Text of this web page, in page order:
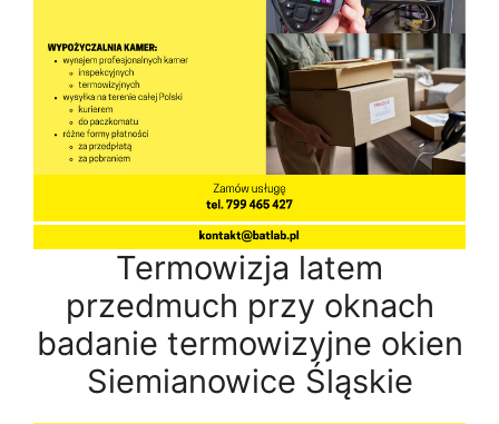
Termowizja latem
przedmuch przy oknach
badanie termowizyjne okien
Siemianowice Śląskie